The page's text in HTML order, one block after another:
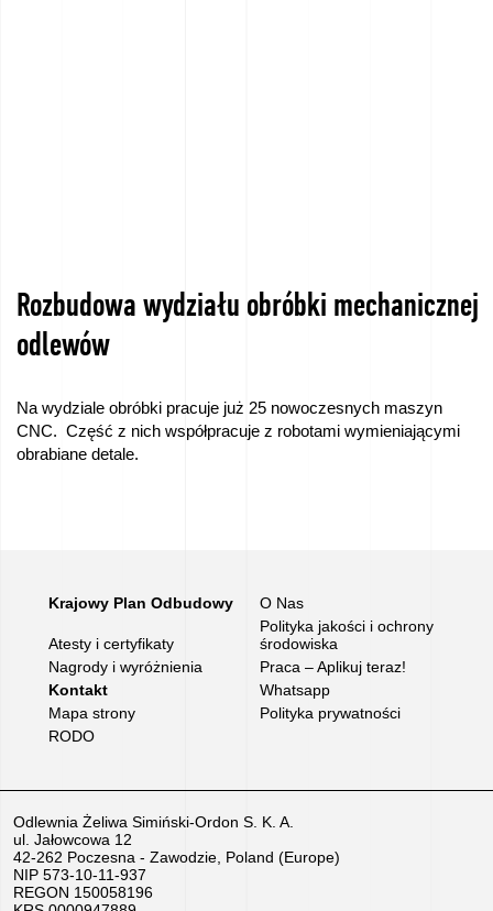
Rozbudowa wydziału obróbki mechanicznej
odlewów
Na wydziale obróbki pracuje już 25 nowoczesnych maszyn
CNC. Część z nich współpracuje z robotami wymieniającymi
obrabiane detale.
Krajowy Plan Odbudowy O Nas
Atesty i certyfikaty
Polityka jakości i ochrony
środowiska
Nagrody i wyróżnienia
Praca – Aplikuj teraz!
Kontakt
Whatsapp
Mapa strony
Polityka prywatności
RODO
Odlewnia Żeliwa Simiński-Ordon S. K. A.
ul. Jałowcowa 12
42-262 Poczesna - Zawodzie, Poland (Europe)
NIP 573-10-11-937
REGON 150058196